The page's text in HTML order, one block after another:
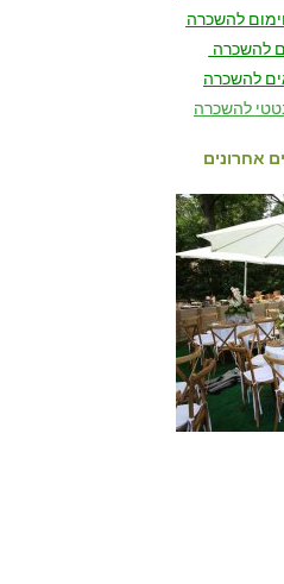
להשכרה
להשכרה
להשכרה
להשכרה
אחרונים